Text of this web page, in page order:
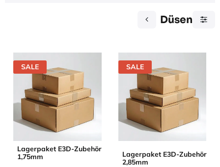
Düsen
SALE
Lagerpaket E3D-Zubehör
1,75mm
SALE
Lagerpaket E3D-Zubehör
2,85mm